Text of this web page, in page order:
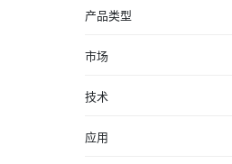
产品类型
市场
技术
应用